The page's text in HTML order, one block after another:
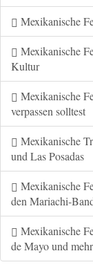
Mexikanische
Mexikanische
Kultur
Mexikanische
verpassen solltest
Mexikanische
und Las Posadas
Mexikanische
den Mariachi-
Mexikanische
de Mayo und mehr